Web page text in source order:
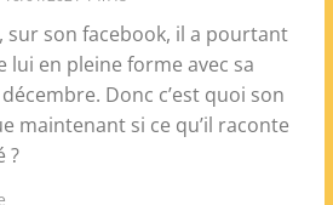
sur son facebook, il a pourtant
lui en pleine forme avec sa
Donc c’est quoi son
maintenant si ce qu’il raconte
?